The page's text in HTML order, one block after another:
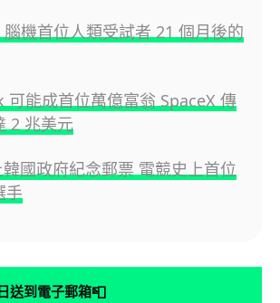
機首位人類受試者 21 個月後的
可能成首位萬億富翁 SpaceX 傳
2 兆美元
國政府紀念郵票 電競史上首位
手
送到電子郵箱📮